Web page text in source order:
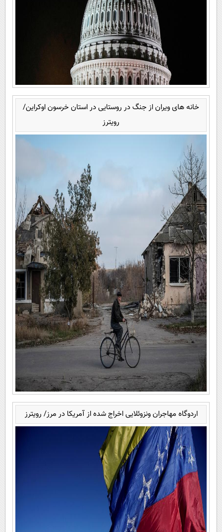
خانه های ویران از جنگ در روستایی در استان خرسون اوکراین/
رویترز
اردوگاه مهاجران ونزوئلایی اخراج شده از آمریکا در مرز/ رویترز